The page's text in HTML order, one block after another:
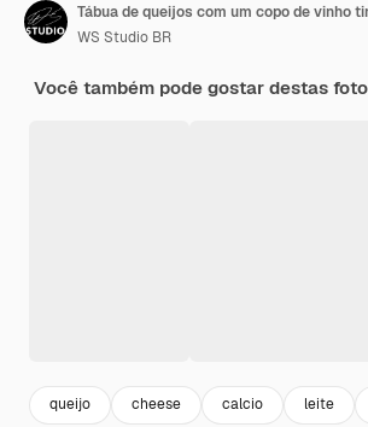
Tábua de queijos com um copo de vinho
WS Studio BR
Você também pode gostar destas
queijo cheese calcio leite